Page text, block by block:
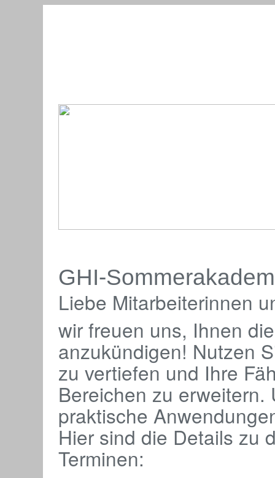
GHI-
Liebe Mitarbeiterinnen
wir freuen uns, Ihnen
anzukündigen! Nutzen
zu vertiefen und Ihre
Bereichen zu
praktische
Hier sind die Details zu
Terminen: